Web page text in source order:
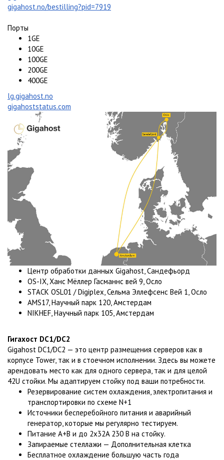
gigahost.no/bestilling?pid=7919
Порты
1GE
10GE
100GE
200GE
400GE
lg.gigahost.no
gigahoststatus.com
Центр обработки данных Gigahost, Сандефьорд
OS-IX, Ханс Мёллер Гасманнс вей 9, Осло
STACK OSL01 / Digiplex, Сельма Эллефсенс Вей 1, Осло
AMS17, Научный парк 120, Амстердам
NIKHEF, Научный парк 105, Амстердам
Гигахост DC1/DC2
Gigahost DC1/DC2 — это центр размещения серверов как в
корпусе Tower, так и в стоечном исполнении. Здесь вы можете
арендовать место как для одного сервера, так и для целой
42U стойки. Мы адаптируем стойку под ваши потребности.
Резервирование систем охлаждения, электропитания и
транспортировки по схеме N+1
Источники бесперебойного питания и аварийный
генератор, которые мы регулярно тестируем.
Питание A+B и до 2x32A 230 В на стойку.
Запираемые стеллажи — Дополнительная клетка
Бесплатное охлаждение большую часть года